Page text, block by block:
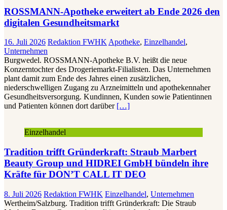
ROSSMANN-Apotheke erweitert ab Ende 2026 den
digitalen Gesundheitsmarkt
16. Juli 2026 Redaktion FWHK Apotheke, Einzelhandel,
Unternehmen
Burgwedel. ROSSMANN-Apotheke B.V. heißt die neue
Konzerntochter des Drogeriemarkt-Filialisten. Das Unternehmen
plant damit zum Ende des Jahres einen zusätzlichen,
niederschwelligen Zugang zu Arzneimitteln und apothekennaher
Gesundheitsversorgung. Kundinnen, Kunden sowie Patientinnen
und Patienten können dort darüber […]
Einzelhandel
Tradition trifft Gründerkraft: Straub Marbert
Beauty Group und HIDREI GmbH bündeln ihre
Kräfte für DON’T CALL IT DEO
8. Juli 2026 Redaktion FWHK Einzelhandel, Unternehmen
Wertheim/Salzburg. Tradition trifft Gründerkraft: Die Straub